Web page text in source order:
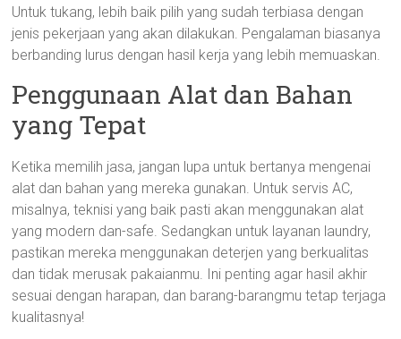
Untuk tukang, lebih baik pilih yang sudah terbiasa dengan
jenis pekerjaan yang akan dilakukan. Pengalaman biasanya
berbanding lurus dengan hasil kerja yang lebih memuaskan.
Penggunaan Alat dan Bahan
yang Tepat
Ketika memilih jasa, jangan lupa untuk bertanya mengenai
alat dan bahan yang mereka gunakan. Untuk servis AC,
misalnya, teknisi yang baik pasti akan menggunakan alat
yang modern dan-safe. Sedangkan untuk layanan laundry,
pastikan mereka menggunakan deterjen yang berkualitas
dan tidak merusak pakaianmu. Ini penting agar hasil akhir
sesuai dengan harapan, dan barang-barangmu tetap terjaga
kualitasnya!